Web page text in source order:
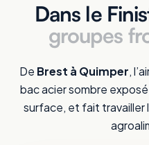
Dans le
groupes
De Brest à Quimper,
bac acier sombre
surface, et fait travailler